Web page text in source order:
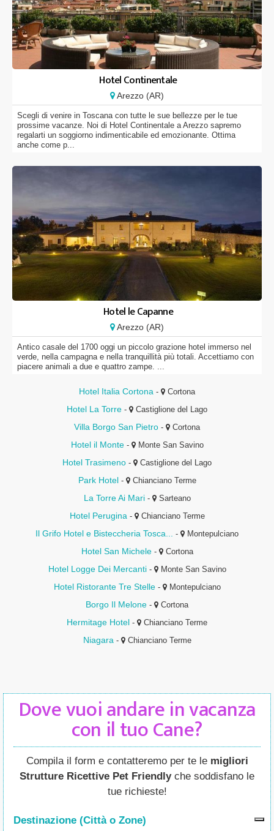
Hotel Continentale
Arezzo (AR)
Scegli di venire in Toscana con tutte le sue bellezze per le tue
prossime vacanze. Noi di Hotel Continentale a Arezzo sapremo
regalarti un soggiorno indimenticabile ed emozionante. Ottima
anche come p...
Hotel le Capanne
Arezzo (AR)
Antico casale del 1700 oggi un piccolo grazione hotel immerso nel
verde, nella campagna e nella tranquillità più totali. Accettiamo con
piacere animali a due e quattro zampe. ...
Hotel Italia Cortona - Cortona
Hotel La Torre - Castiglione del Lago
Villa Borgo San Pietro - Cortona
Hotel il Monte - Monte San Savino
Hotel Trasimeno - Castiglione del Lago
Park Hotel - Chianciano Terme
La Torre Ai Mari - Sarteano
Hotel Perugina - Chianciano Terme
Il Grifo Hotel e Bisteccheria Tosca... - Montepulciano
Hotel San Michele - Cortona
Hotel Logge Dei Mercanti - Monte San Savino
Hotel Ristorante Tre Stelle - Montepulciano
Borgo Il Melone - Cortona
Hermitage Hotel - Chianciano Terme
Niagara - Chianciano Terme
Dove vuoi andare in vacanza
con il tuo Cane?
Compila il form e contatteremo per te le migliori
Strutture Ricettive Pet Friendlyche soddisfano le
tue richieste!
Destinazione (Città o Zone)